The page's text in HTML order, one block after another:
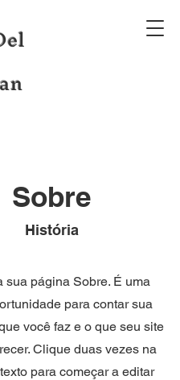
Sobre
História
sua página Sobre. É uma
para contar sua
você faz e o que seu site
Clique duas vezes na
para começar a editar